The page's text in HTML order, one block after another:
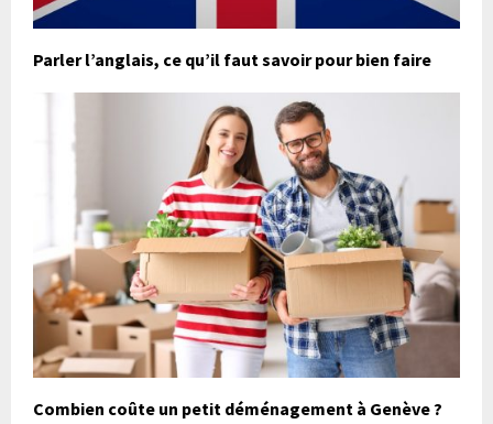
Parler l’anglais, ce qu’il faut savoir pour bien faire
Combien coûte un petit déménagement à Genève ?